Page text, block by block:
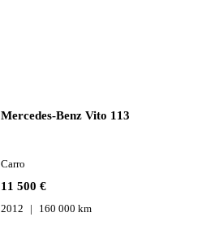
Mercedes-Benz Vito 113
11 500 €
Carro
2012 160 000 km